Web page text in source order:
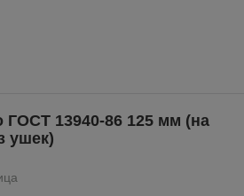
ГОСТ 13940-86 125 мм (на
ушек)